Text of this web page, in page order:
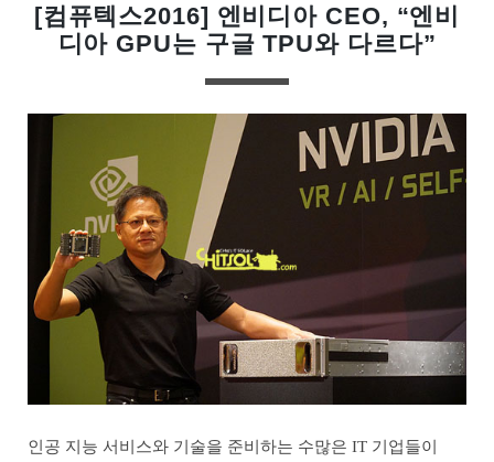
[컴퓨텍스2016] 엔비디아 CEO, “엔비
디아 GPU는 구글 TPU와 다르다”
인공 지능 서비스와 기술을 준비하는 수많은 IT 기업들이